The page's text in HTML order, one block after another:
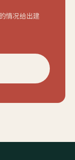
情况给出建